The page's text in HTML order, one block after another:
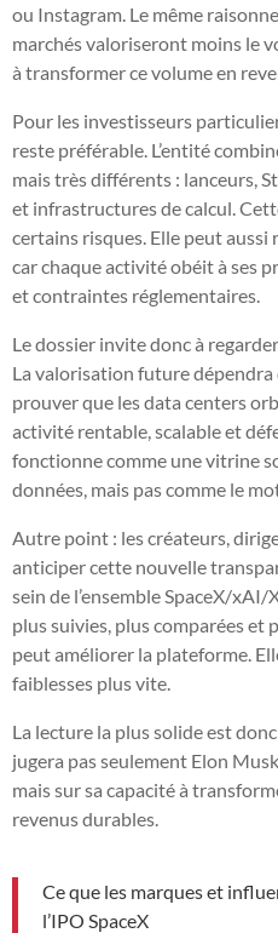
ou Instagram. Le même
marchés valoriseront moins le
à transformer ce volume en
Pour les investisseurs
reste préférable. L’entité
mais très différents : lanceurs,
et infrastructures de calcul.
certains risques. Elle peut aussi
car chaque activité obéit à ses
et contraintes réglementaires.
Le dossier invite donc à
La valorisation future dépendra
prouver que les data centers
activité rentable, scalable et
fonctionne comme une vitrine
données, mais pas comme le
Autre point : les créateurs,
anticiper cette nouvelle
sein de l’ensemble SpaceX/
plus suivies, plus comparées et
peut améliorer la plateforme.
faiblesses plus vite.
La lecture la plus solide est
jugera pas seulement Elon
mais sur sa capacité à
revenus durables.
Ce que les marques et
l’IPO SpaceX